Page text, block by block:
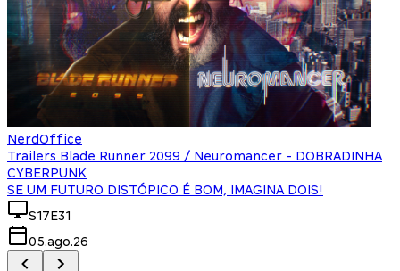
NerdOffice
Trailers Blade Runner 2099 / Neuromancer - DOBRADINHA
CYBERPUNK
SE UM FUTURO DISTÓPICO É BOM, IMAGINA DOIS!
S17E31
05.ago.26